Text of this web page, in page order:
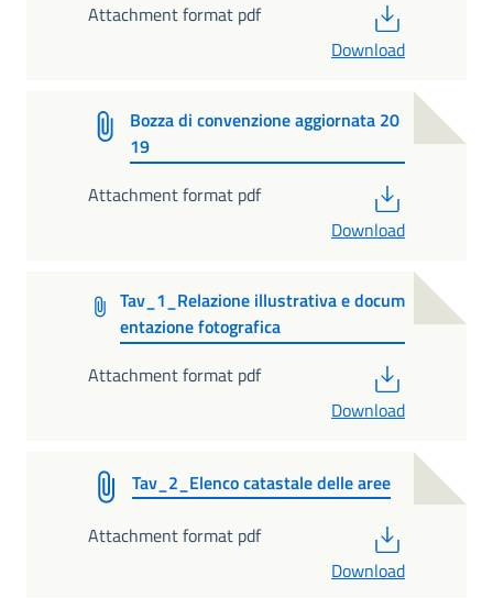
Attachment format pdf
Download
Bozza di convenzione aggiornata 20
19
Attachment format pdf
Download
Tav_1_Relazione illustrativa e docum
entazione fotografica
Attachment format pdf
Download
Tav_2_Elenco catastale delle aree
Attachment format pdf
Download